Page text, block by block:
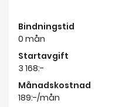
Bindningstid
0 mån
Startavgift
3 168:-
Månadskostnad
189:-/mån